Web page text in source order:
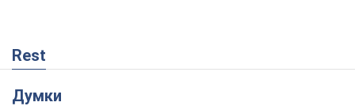
Rest
Думки